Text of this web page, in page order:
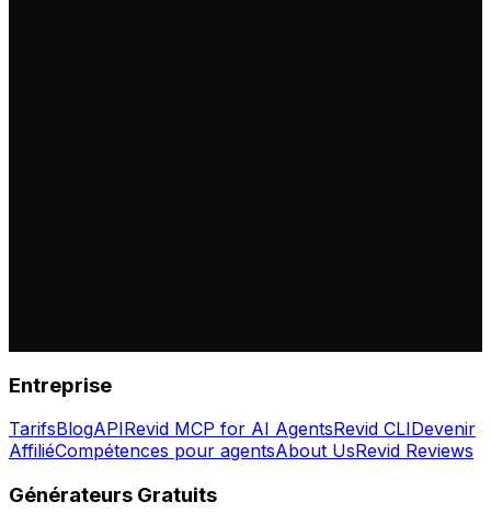
Entreprise
TarifsBlogAPIRevid MCP for AI AgentsRevid CLIDevenir
AffiliéCompétences pour agentsAbout UsRevid Reviews
Générateurs Gratuits